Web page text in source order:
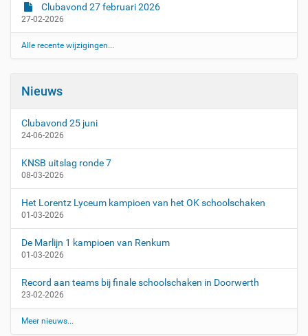
Clubavond 27 februari 2026
27-02-2026
Alle recente wijzigingen...
Nieuws
Clubavond 25 juni
24-06-2026
KNSB uitslag ronde 7
08-03-2026
Het Lorentz Lyceum kampioen van het OK schoolschaken
01-03-2026
De Marlijn 1 kampioen van Renkum
01-03-2026
Record aan teams bij finale schoolschaken in Doorwerth
23-02-2026
Meer nieuws...